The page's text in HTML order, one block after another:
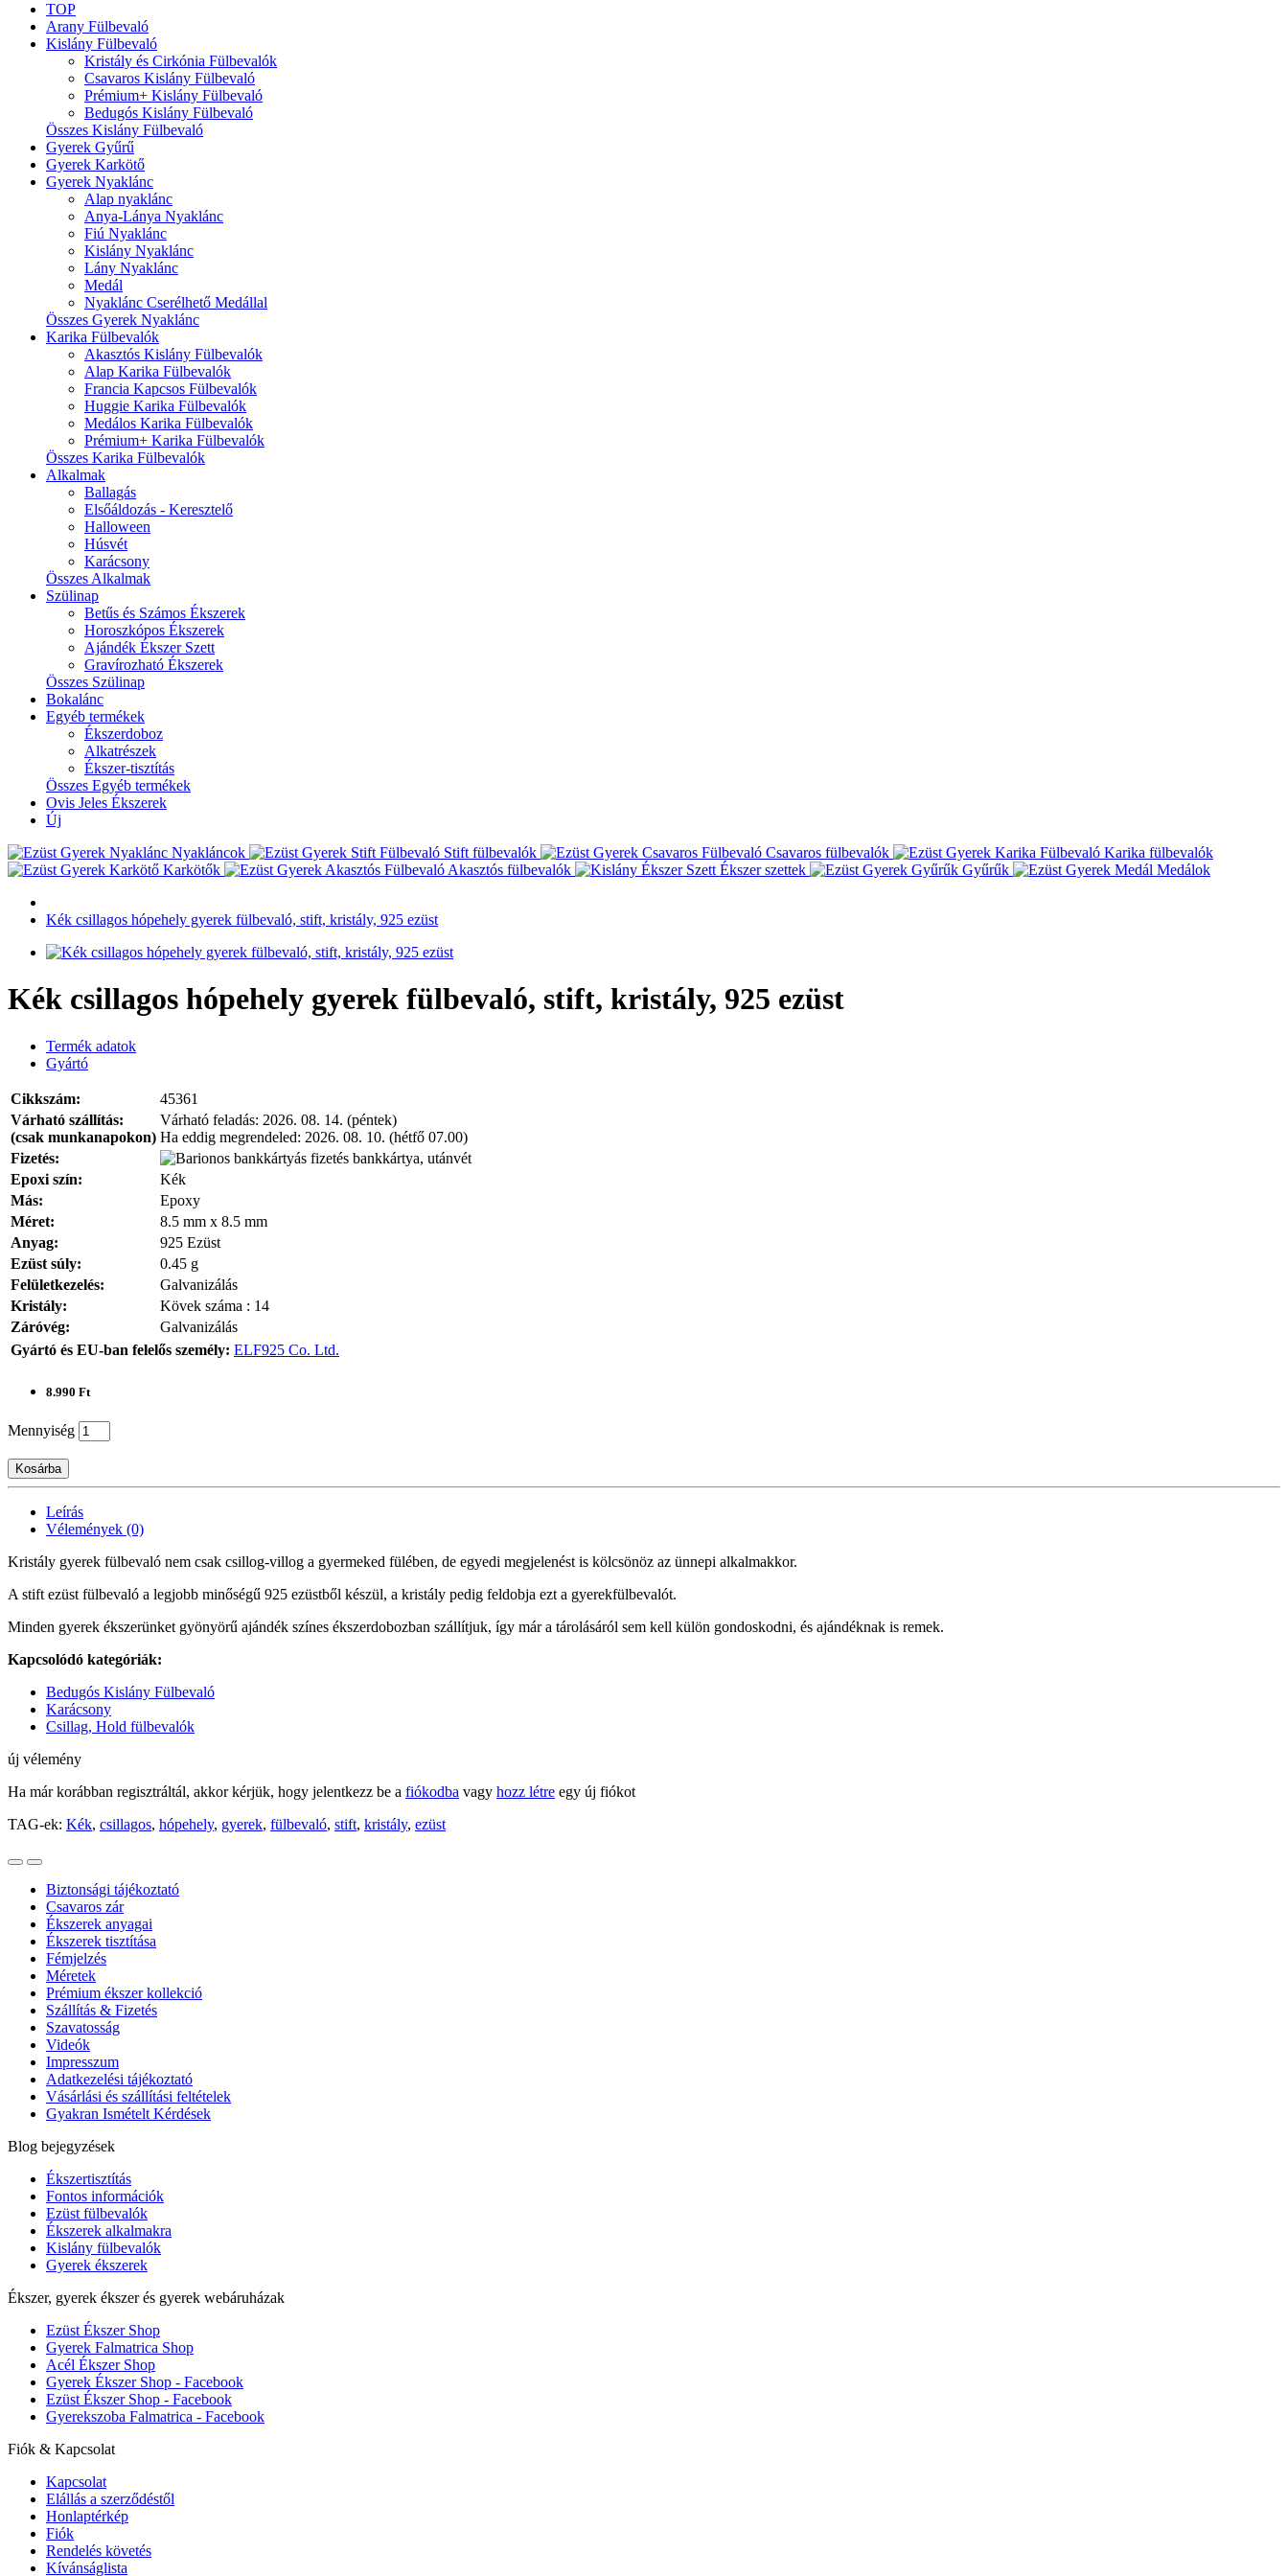
TOP
Arany Fülbevaló
Kislány Fülbevaló
Kristály és Cirkónia Fülbevalók
Csavaros Kislány Fülbevaló
Prémium+ Kislány Fülbevaló
Bedugós Kislány Fülbevaló
Összes Kislány Fülbevaló
Gyerek Gyűrű
Gyerek Karkötő
Gyerek Nyaklánc
Alap nyaklánc
Anya-Lánya Nyaklánc
Fiú Nyaklánc
Kislány Nyaklánc
Lány Nyaklánc
Medál
Nyaklánc Cserélhető Medállal
Összes Gyerek Nyaklánc
Karika Fülbevalók
Akasztós Kislány Fülbevalók
Alap Karika Fülbevalók
Francia Kapcsos Fülbevalók
Huggie Karika Fülbevalók
Medálos Karika Fülbevalók
Prémium+ Karika Fülbevalók
Összes Karika Fülbevalók
Alkalmak
Ballagás
Elsőáldozás - Keresztelő
Halloween
Húsvét
Karácsony
Összes Alkalmak
Szülinap
Betűs és Számos Ékszerek
Horoszkópos Ékszerek
Ajándék Ékszer Szett
Gravírozható Ékszerek
Összes Szülinap
Bokalánc
Egyéb termékek
Ékszerdoboz
Alkatrészek
Ékszer-tisztítás
Összes Egyéb termékek
Ovis Jeles Ékszerek
Új
Nyakláncok
Stift fülbevalók Csavaros fülbevalók
Karika fülbevalók
Karkötők
Akasztós fülbevalók Ékszer szettek Gyűrűk Medálok
Kék csillagos hópehely gyerek fülbevaló, stift, kristály, 925 ezüst
Kék csillagos hópehely gyerek fülbevaló, stift, kristály, 925 ezüst
Termék adatok
Gyártó
Cikkszám:
45361
Várható szállítás:
(csak munkanapokon)
Várható feladás: 2026. 08. 14. (péntek)
Ha eddig megrendeled: 2026. 08. 10. (hétfő 07.00)
Fizetés:
bankkártya, utánvét
Epoxi szín:
Kék
Más:
Epoxy
Méret:
8.5 mm x 8.5 mm
Anyag:
925 Ezüst
Ezüst súly:
0.45 g
Felületkezelés:
Galvanizálás
Kristály:
Kövek száma : 14
Záróvég:
Galvanizálás
Gyártó és EU-ban felelős személy: ELF925 Co. Ltd.
8.990 Ft
Mennyiség
Kosárba
Leírás
Vélemények (0)
Kristály gyerek fülbevaló nem csak csillog-villog a gyermeked fülében, de egyedi megjelenést is kölcsönöz az ünnepi alkalmakkor.
A stift ezüst fülbevaló a legjobb minőségű 925 ezüstből készül, a kristály pedig feldobja ezt a gyerekfülbevalót.
Minden gyerek ékszerünket gyönyörű ajándék színes ékszerdobozban szállítjuk, így már a tárolásáról sem kell külön gondoskodni, és ajándéknak is remek.
Kapcsolódó kategóriák:
Bedugós Kislány Fülbevaló
Karácsony
Csillag, Hold fülbevalók
új vélemény
Ha már korábban regisztráltál, akkor kérjük, hogy jelentkezz be a fiókodba vagy hozz létre egy új fiókot
TAG-ek: Kék, csillagos, hópehely, gyerek, fülbevaló, stift, kristály, ezüst
Biztonsági tájékoztató
Csavaros zár
Ékszerek anyagai
Ékszerek tisztítása
Fémjelzés
Méretek
Prémium ékszer kollekció
Szállítás & Fizetés
Szavatosság
Videók
Impresszum
Adatkezelési tájékoztató
Vásárlási és szállítási feltételek
Gyakran Ismételt Kérdések
Blog bejegyzések
Ékszertisztítás
Fontos információk
Ezüst fülbevalók
Ékszerek alkalmakra
Kislány fülbevalók
Gyerek ékszerek
Ékszer, gyerek ékszer és gyerek webáruházak
Ezüst Ékszer Shop
Gyerek Falmatrica Shop
Acél Ékszer Shop
Gyerek Ékszer Shop - Facebook
Ezüst Ékszer Shop - Facebook
Gyerekszoba Falmatrica - Facebook
Fiók & Kapcsolat
Kapcsolat
Elállás a szerződéstől
Honlaptérkép
Fiók
Rendelés követés
Kívánságlista